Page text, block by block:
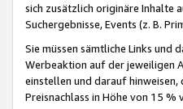
sich zusätzlich originäre Inhalte
Suchergebnisse, Events (z. B.
Sie müssen sämtliche Links
Werbeaktion auf der jeweiligen
einstellen und darauf hinweisen,
Preisnachlass in Höhe von 15